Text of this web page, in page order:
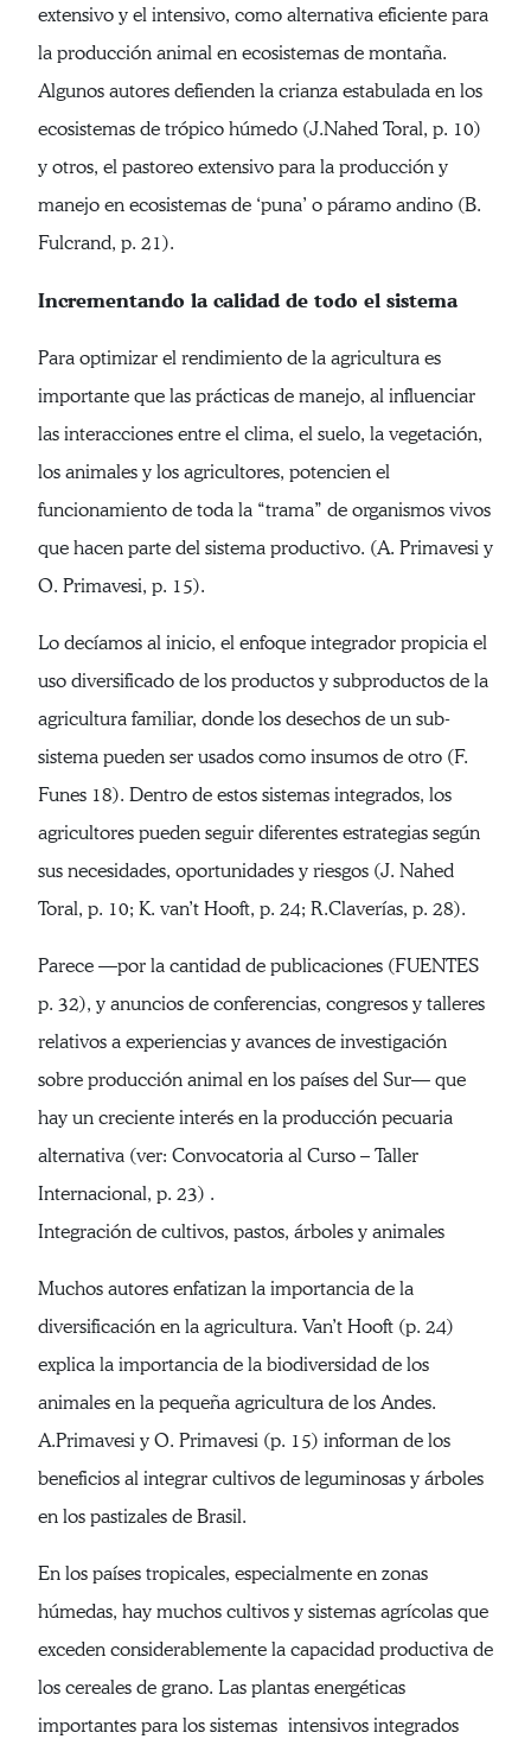
extensivo y el intensivo, como alternativa eficiente para
la producción animal en ecosistemas de montaña.
Algunos autores defienden la crianza estabulada en los
ecosistemas de trópico húmedo (J.Nahed Toral, p. 10)
y otros, el pastoreo extensivo para la producción y
manejo en ecosistemas de ‘puna’ o páramo andino (B.
Fulcrand, p. 21).
Incrementando la calidad de todo el sistema
Para optimizar el rendimiento de la agricultura es
importante que las prácticas de manejo, al influenciar
las interacciones entre el clima, el suelo, la vegetación,
los animales y los agricultores, potencien el
funcionamiento de toda la “trama” de organismos vivos
que hacen parte del sistema productivo. (A. Primavesi y
O. Primavesi, p. 15).
Lo decíamos al inicio, el enfoque integrador propicia el
uso diversificado de los productos y subproductos de la
agricultura familiar, donde los desechos de un sub-
sistema pueden ser usados como insumos de otro (F.
Funes 18). Dentro de estos sistemas integrados, los
agricultores pueden seguir diferentes estrategias según
sus necesidades, oportunidades y riesgos (J. Nahed
Toral, p. 10; K. van’t Hooft, p. 24; R.Claverías, p. 28).
Parece —por la cantidad de publicaciones (FUENTES
p. 32), y anuncios de conferencias, congresos y talleres
relativos a experiencias y avances de investigación
sobre producción animal en los países del Sur— que
hay un creciente interés en la producción pecuaria
alternativa (ver: Convocatoria al Curso – Taller
Internacional, p. 23) .
Integración de cultivos, pastos, árboles y animales
Muchos autores enfatizan la importancia de la
diversificación en la agricultura. Van’t Hooft (p. 24)
explica la importancia de la biodiversidad de los
animales en la pequeña agricultura de los Andes.
A.Primavesi y O. Primavesi (p. 15) informan de los
beneficios al integrar cultivos de leguminosas y árboles
en los pastizales de Brasil.
En los países tropicales, especialmente en zonas
húmedas, hay muchos cultivos y sistemas agrícolas que
exceden considerablemente la capacidad productiva de
los cereales de grano. Las plantas energéticas
importantes para los sistemas intensivos integrados